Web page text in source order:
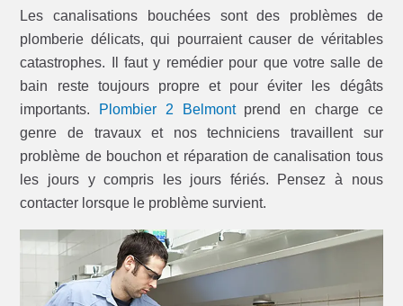
Les canalisations bouchées sont des problèmes de
plomberie délicats, qui pourraient causer de véritables
catastrophes. Il faut y remédier pour que votre salle de
bain reste toujours propre et pour éviter les dégâts
importants.
Plombier 2 Belmontprend en charge ce
genre de travaux et nos techniciens travaillent sur
problème de bouchon et réparation de canalisation tous
les jours y compris les jours fériés. Pensez à nous
contacter lorsque le problème survient.